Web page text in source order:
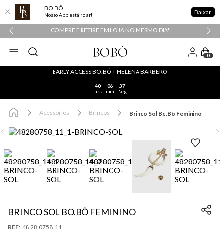
BO.BÔ
Nosso App está no ar! Baixar
COMPRE E RETIRE EM LOJA NO MESMO DIA*
0
EARLY ACCESS BO.BÔ + HELENA BARBERO
40
hrs
06
min
37
seg
Acessórios Brincos Brinco Sol Bo.Bô Feminino
BRINCO SOL BO.BÔ FEMININO
: 48.28.0758_11